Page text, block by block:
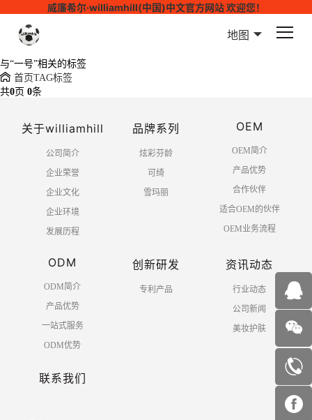
威廉希尔·williamhill(中国)中文官方网站 欢迎您！
地图
与“一号”相关的标签
首页TAG标签
共0页 0条
关于williamhill
公司简介
企业荣誉
企业文化
企业环境
发展历程
品牌系列
炫彩芬龄
可绮
雪玛丽
OEM
OEM简介
产品优势
合作伙伴
适合OEM的伙伴
OEM业务流程
ODM
ODM简介
产品优势
一站式服务
ODM优势
创新研发
专利产品
资讯动态
行业动态
公司新闻
美妆护肤
联系我们